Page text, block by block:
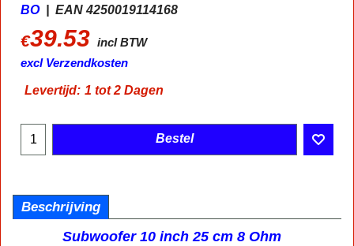
BO EAN 4250019114168
€39.53 incl BTW
excl Verzendkosten
Levertijd: 1 tot 2 Dagen
Bestel
Beschrijving
Subwoofer 10 inch 25 cm 8 Ohm